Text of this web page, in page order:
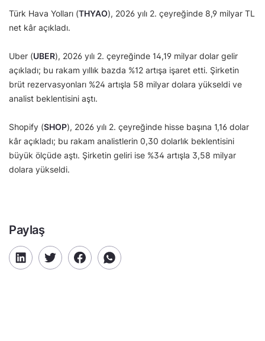
Türk Hava Yolları (THYAO), 2026 yılı 2. çeyreğinde 8,9 milyar TL
net kâr açıkladı.
Uber (UBER), 2026 yılı 2. çeyreğinde 14,19 milyar dolar gelir
açıkladı; bu rakam yıllık bazda %12 artışa işaret etti. Şirketin
brüt rezervasyonları %24 artışla 58 milyar dolara yükseldi ve
analist beklentisini aştı.
Shopify (SHOP), 2026 yılı 2. çeyreğinde hisse başına 1,16 dolar
kâr açıkladı; bu rakam analistlerin 0,30 dolarlık beklentisini
büyük ölçüde aştı. Şirketin geliri ise %34 artışla 3,58 milyar
dolara yükseldi.
Paylaş